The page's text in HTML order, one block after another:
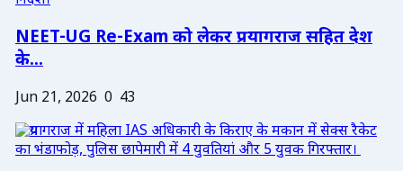
NEET-UG Re-Exam को लेकर प्रयागराज सहित देश
के...
Jun 21, 2026 0 43